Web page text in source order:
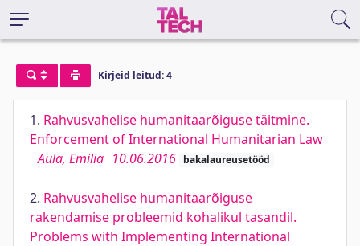
Kirjeid leitud: 4
1. Rahvusvahelise humanitaarõiguse täitmine.
Enforcement of International Humanitarian Law
Aula, Emilia 10.06.2016 bakalaureusetööd
2. Rahvusvahelise humanitaarõiguse
rakendamise probleemid kohalikul tasandil.
Problems with Implementing International